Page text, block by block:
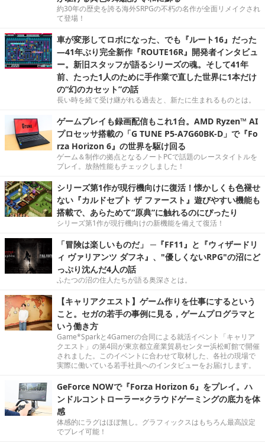
約30年の歴史を誇る海外SRPGの不朽の名作が全面リメイクされ
て登場！
車が変形してロボになった、でも『ルート16』だった
―41年ぶり完全新作『ROUTE16R』開発者インタビュ
ー。新旧スタッフが語るシリーズの魂。そして41年
前、たった1人のために手作業で直した世界に1本だけ
の“幻のカセット”の話
長い時を経て受け継がれる過去と、新たに生まれるものとは。
ゲームプレイも録画配信もこれ1台。AMD Ryzen™ AI
プロセッサ搭載の「G TUNE P5-A7G60BK-D」で『Fo
rza Horizon 6』の世界を駆け回る
ゲーム＆制作の拠点となるノートPCで話題のレースタイトルを
プレイ。放熱性能もチェックしました！
シリーズ第1作が現行機向けに復活！懐かしくも色褪せ
ない『カルドセプト ザ ファースト』遊びやすい機能も
搭載で、あらためて“原典”に触れるのにぴったり
シリーズ第1作が現行機向けの新機能を備えて復活！
「冒険は楽しいものだ」 ─『FF11』と『ウィザードリ
ィ ヴァリアンツ ダフネ』、"優しくないRPG"の沼にど
っぷり沈んだ4人の話
ふたつの沼の住人たちが語る奥深さとは。
【キャリアクエスト】ゲーム作りを仕事にするという
こと。セガの若手の事例に見る，ゲームプログラマと
いう働き方
Game*Sparkと4Gamerの合同による就活イベント「キャリア
クエスト」の第4回が東京都立産業貿易センター浜松町館で開催
されました。このイベントに合わせて取材した、各社の現場で
実際に働いている若手社員へのインタビューをお届けします。
GeForce NOWで『Forza Horizon 6』をプレイ。ハ
ンドルコントローラー×クラウドゲーミングの底力を体
感
体感的にラグはほぼ無し。グラフィックスはもちろん最高設定
でプレイ可能！